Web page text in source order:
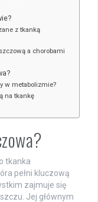
z tkanką
a chorobami
w metabolizmie?
na tkankę
tkanka
pełni kluczową
zajmuje się
Jej głównym